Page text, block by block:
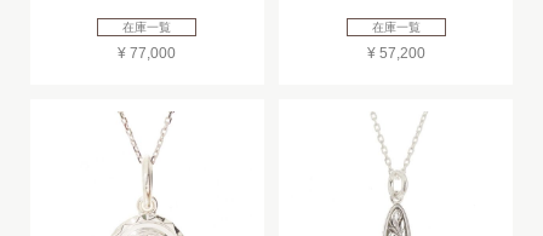
在庫一覧
¥ 77,000
在庫一覧
¥ 57,200